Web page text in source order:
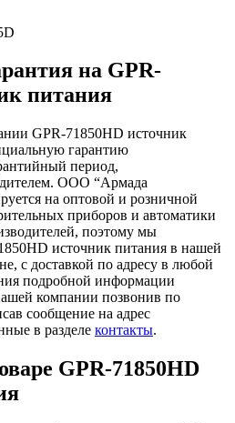
на GPR-
питания
GPR-71850HD источник
гарантию
период,
ООО “Армада
на оптовой и розничной
приборов и автоматики
поэтому мы
источник питания в нашей
с доставкой по адресу в любой
подробной информации
компании позвонив по
сообщение на адрес
в разделе контакты.
GPR-71850HD